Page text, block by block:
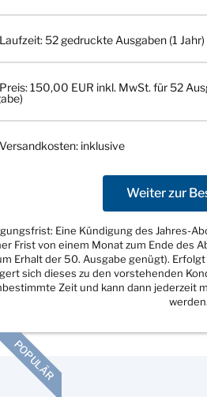
Laufzeit: 52 gedruckte Ausgaben (1 Jahr)
Preis: 150,00 EUR inkl. MwSt. für 52
Versandkosten: inklusive
Weiter zur
Eine Kündigung des Jahres-
Frist von einem Monat zum Ende des
Erhalt der 50. Ausgabe genügt).
sich dieses zu den vorstehenden
Zeit und kann dann jederzeit
werden.
POPULÄR